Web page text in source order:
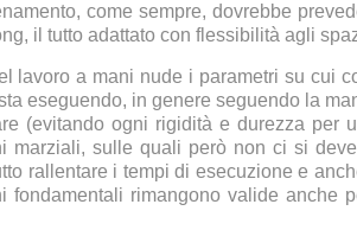
come sempre, dovrebbe
il tutto adattato con flessibilità agli
lavoro a mani nude i parametri su cui
eseguendo, in genere seguendo la
(evitando ogni rigidità e durezza
sulle quali però non ci si
rallentare i tempi di esecuzione e
fondamentali rimangono valide